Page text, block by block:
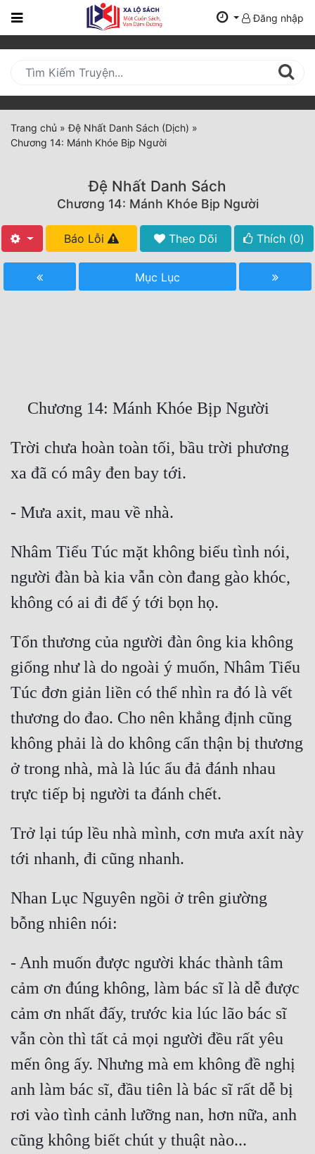
Trang
Mới
Cập
Nhật
(current)
Tất Cả
Hoàn Thành
Truyện Nhập Môn
Truyện ngắn
Xa Lộ Dịch
Cung Đấu
Cạnh Kỹ
Cổ Tiên Hiệp
Cổ Đại
Du Hí
Dã Sử
Dị Giới
Góc Nhìn Nữ
Huyền Huyễn
Huyền Nghi
Huyền Ảo
Học Đường
Khoa Huyễn
Khoa Huyễn Không Gian
Kinh Dị
Kiếm Hiệp
Kỳ Huyễn
Đăng nhập
Trang chủ »Đệ Nhất Danh Sách (Dịch) »
Chương 14: Mánh Khóe Bịp Người
Đệ Nhất Danh Sách
Chương 14: Mánh Khóe Bịp Người
Báo Lỗi Theo Dõi Thích (0)
Mục Lục
Trời chưa hoàn toàn tối, bầu trời phương
Nhâm Tiểu Túc mặt không biểu tình nói,
người đàn bà kia vẫn còn đang gào khóc,
Tổn thương của người đàn ông kia không
giống như là do ngoài ý muốn, Nhâm Tiểu
Túc đơn giản liền có thể nhìn ra đó là vết
thương do đao. Cho nên khẳng định cũng
không phải là do không cẩn thận bị thương
ở trong nhà, mà là lúc ẩu đả đánh nhau
Trở lại túp lều nhà mình, cơn mưa axít này
Nhan Lục Nguyên ngồi ở trên giường
- Anh muốn được người khác thành tâm
cảm ơn đúng không, làm bác sĩ là dễ được
cảm ơn nhất đấy, trước kia lúc lão bác sĩ
vẫn còn thì tất cả mọi người đều rất yêu
mến ông ấy. Nhưng mà em không đề nghị
anh làm bác sĩ, đầu tiên là bác sĩ rất dễ bị
rơi vào tình cảnh lưỡng nan, hơn nữa, anh